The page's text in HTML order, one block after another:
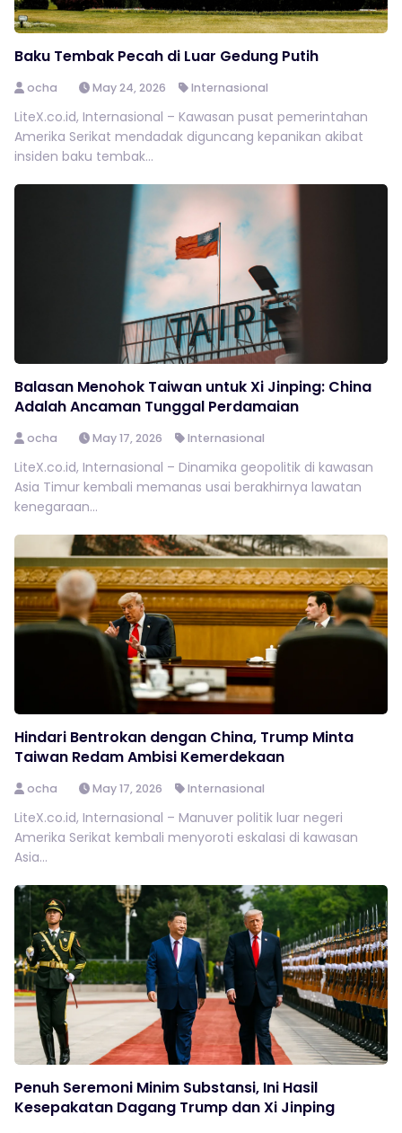
Baku Tembak Pecah di Luar Gedung Putih
ocha May 24, 2026 Internasional
LiteX.co.id, Internasional – Kawasan pusat pemerintahan
Amerika Serikat mendadak diguncang kepanikan akibat
insiden baku tembak...
Balasan Menohok Taiwan untuk Xi Jinping: China
Adalah Ancaman Tunggal Perdamaian
ocha May 17, 2026 Internasional
LiteX.co.id, Internasional – Dinamika geopolitik di kawasan
Asia Timur kembali memanas usai berakhirnya lawatan
kenegaraan...
Hindari Bentrokan dengan China, Trump Minta
Taiwan Redam Ambisi Kemerdekaan
ocha May 17, 2026 Internasional
LiteX.co.id, Internasional – Manuver politik luar negeri
Amerika Serikat kembali menyoroti eskalasi di kawasan
Asia...
Penuh Seremoni Minim Substansi, Ini Hasil
Kesepakatan Dagang Trump dan Xi Jinping